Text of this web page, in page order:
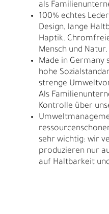
als
100% echtes
Design, lange
Haptik.
Mensch und Natur.
Made in Germany
hohe
strenge
Als
Kontrolle über
sehr wichtig: wir
produzieren nur
auf Haltbarkeit